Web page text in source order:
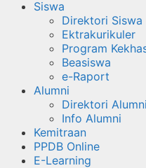
Siswa
Direktori Siswa
Ektrakurikuler
Program
Beasiswa
e-Raport
Alumni
Direktori Alumni
Info Alumni
Kemitraan
PPDB Online
E-Learning